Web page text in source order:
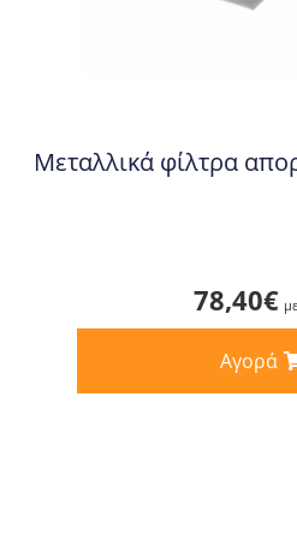
Μεταλλικά φίλτρα
78,40€
Αγορά